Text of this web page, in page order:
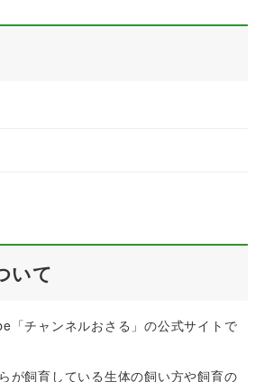
いて
「チャンネルおさる」の公式サイトで
が飼育している生体の飼い方や飼育の